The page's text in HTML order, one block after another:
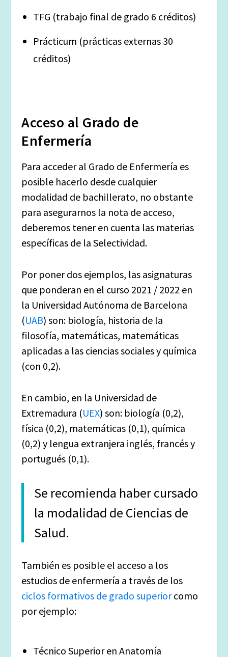
TFG (trabajo final de grado 6 créditos)
Prácticum (prácticas externas 30
créditos)
Acceso al Grado de
Enfermería
Para acceder al Grado de Enfermería es
posible hacerlo desde cualquier
modalidad de bachillerato, no obstante
para asegurarnos la nota de acceso,
deberemos tener en cuenta las materias
específicas de la Selectividad.
Por poner dos ejemplos, las asignaturas
que ponderan en el curso 2021 / 2022 en
la Universidad Autónoma de Barcelona
(UAB) son: biología, historia de la
filosofía, matemáticas, matemáticas
aplicadas a las ciencias sociales y química
(con 0,2).
En cambio, en la Universidad de
Extremadura (UEX) son: biología (0,2),
física (0,2), matemáticas (0,1), química
(0,2) y lengua extranjera inglés, francés y
portugués (0,1).
Se recomienda haber cursado
la modalidad de Ciencias de
Salud.
También es posible el acceso a los
estudios de enfermería a través de los
ciclos formativos de grado superiorcomo
por ejemplo:
Técnico Superior en Anatomía